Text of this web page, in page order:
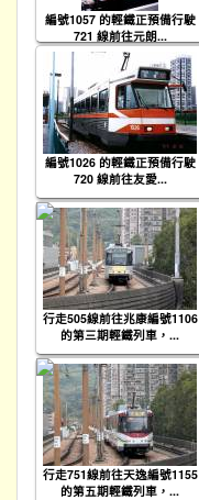
編號1057 的輕鐵正預備行駛
721 線前往元朗...
編號1026 的輕鐵正預備行駛
720 線前往友愛...
行走505線前往兆康編號1106
的第三期輕鐵列車，...
行走751線前往天逸編號1155
的第五期輕鐵列車，...